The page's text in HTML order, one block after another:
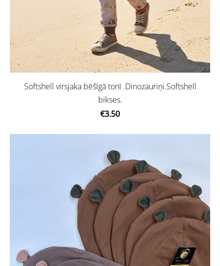
Softshell virsjaka bēšīgā tonī .Dinozauriņi.Softshell
bikses.
€3.50